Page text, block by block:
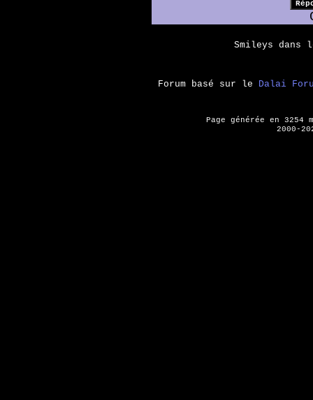
Smileys dans
Forum basé sur le Dalai
Page générée en 3254
2000-